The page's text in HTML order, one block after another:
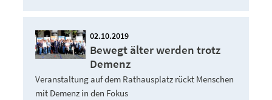
02.10.2019
Bewegt älter werden trotz
Demenz
Veranstaltung auf dem Rathausplatz rückt Menschen
mit Demenz in den Fokus